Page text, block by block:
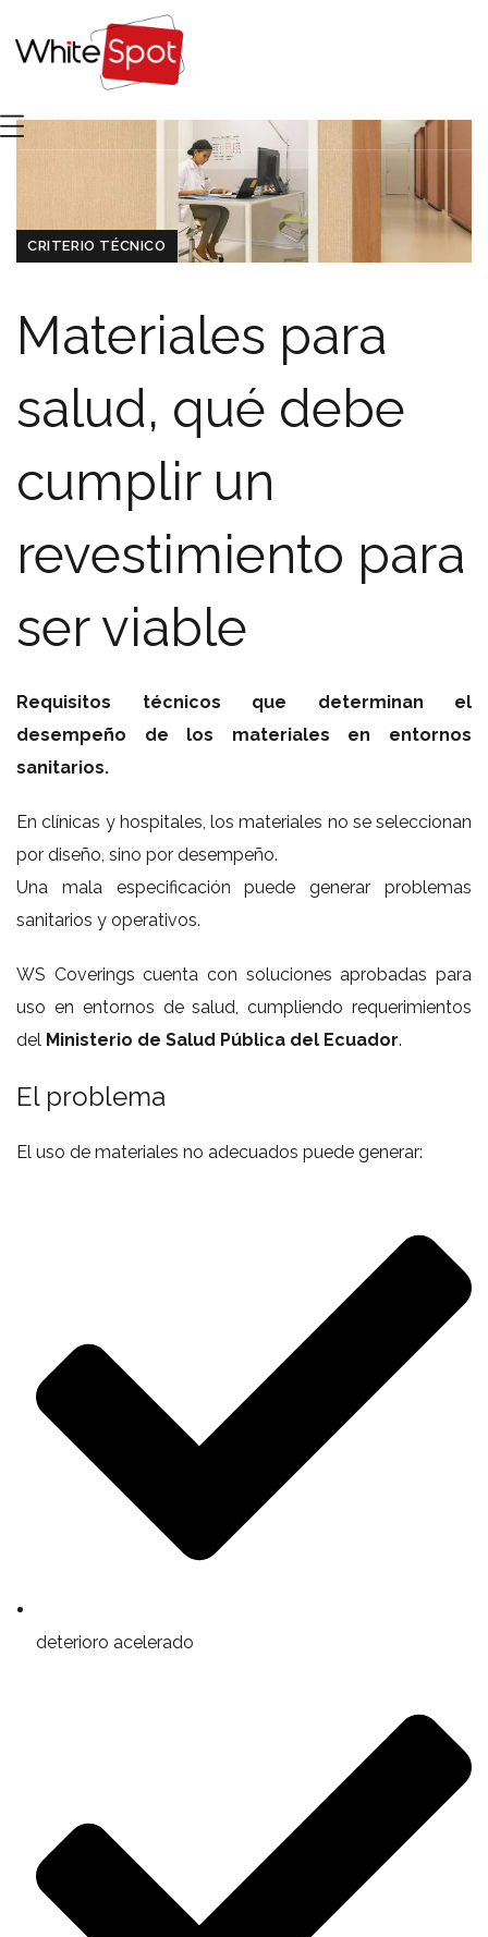
CRITERIO TÉCNICO
Materiales para
salud, qué debe
cumplir un
revestimiento para
ser viable
Requisitos técnicos que determinan el
desempeño de los materiales en entornos
sanitarios.
En clínicas y hospitales, los materiales no se seleccionan
por diseño, sino por desempeño.
Una mala especificación puede generar problemas
sanitarios y operativos.
WS Coverings cuenta con soluciones aprobadas para
uso en entornos de salud, cumpliendo requerimientos
del Ministerio de Salud Pública del Ecuador.
El problema
El uso de materiales no adecuados puede generar:
deterioro acelerado